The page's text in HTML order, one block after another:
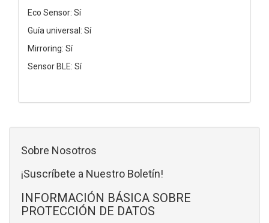
Eco Sensor: Sí
Guía universal: Sí
Mirroring: Sí
Sensor BLE: Sí
Sobre Nosotros
¡Suscríbete a Nuestro Boletín!
INFORMACIÓN BÁSICA SOBRE
PROTECCIÓN DE DATOS